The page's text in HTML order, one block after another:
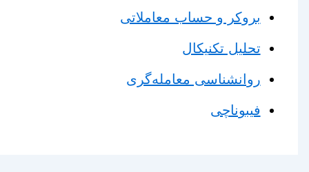
بروکر و حساب معاملاتی
تحلیل تکنیکال
روانشناسی معامله‌گری
فیبوناچی